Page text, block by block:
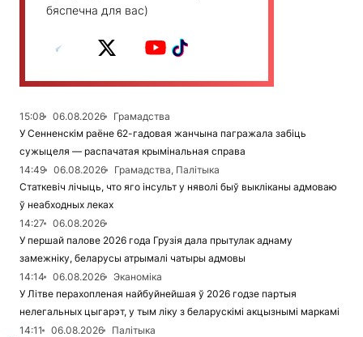
бяспечна для вас)
15:08 06.08.2026
Грамадства
У Сенненскім раёне 62-гадовая жанчына пагражала забіць
сужыцеля — распачатая крымінальная справа
14:49
06.08.2026
Грамадства, Палітыка
Статкевіч лічыць, что яго інсульт у няволі быў выкліканы адмоваю
ў неабходных леках
14:27
06.08.2026
У першай палове 2026 года Грузія дала прытулак аднаму
замежніку, беларусы атрымалі чатыры адмовы
14:14
06.08.2026
Эканоміка
У Літве перахопленая найбуйнейшая ў 2026 годзе партыя
нелегальных цыгарэт, у тым ліку з беларускімі акцызнымі маркамі
14:11
06.08.2026
Палітыка